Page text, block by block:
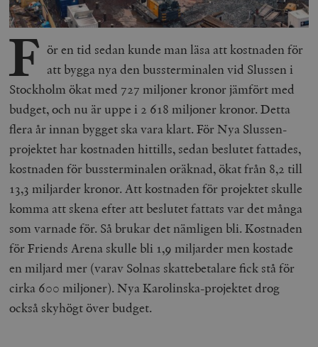
F ör en tid sedan kunde man läsa att kostnaden för
att bygga nya den bussterminalen vid Slussen i
Stockholm ökat med 727 miljoner kronor jämfört med
budget, och nu är uppe i 2 618 miljoner kronor. Detta
flera år innan bygget ska vara klart. För Nya Slussen-
projektet har kostnaden hittills, sedan beslutet fattades,
kostnaden för bussterminalen oräknad, ökat från 8,2 till
13,3 miljarder kronor. Att kostnaden för projektet skulle
komma att skena efter att beslutet fattats var det många
som varnade för. Så brukar det nämligen bli. Kostnaden
för Friends Arena skulle bli 1,9 miljarder men kostade
en miljard mer (varav Solnas skattebetalare fick stå för
cirka 600 miljoner). Nya Karolinska-projektet drog
också skyhögt över budget.